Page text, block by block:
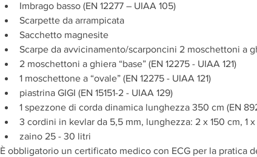
Imbrago basso (EN 12277 – UIAA 105)
Scarpette da arrampicata
Sacchetto magnesite
Scarpe da avvicinamento/scarponcini 2 moschettoni a
2 moschettoni a ghiera “base” (EN 12275 - UIAA 121)
1 moschettone a “ovale” (EN 12275 - UIAA 121)
piastrina GIGI (EN 15151-2 - UIAA 129)
1 spezzone di corda dinamica lunghezza 350 cm (EN
3 cordini in kevlar da 5,5 mm, lunghezza: 2 x 150 cm, 1
zaino 25 - 30 litri
È obbligatorio un certificato medico con ECG per la pratica